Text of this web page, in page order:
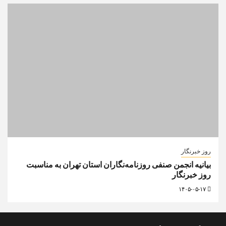
روز خبرنگار
بیانیه انجمن صنفی روزنامه‌نگاران استان تهران به مناسبت
روز خبرنگار